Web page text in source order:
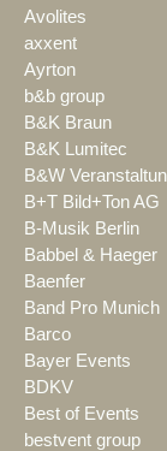
Avolites
axxent
Ayrton
b&b group
B&K Braun
B&K Lumitec
B&W
B+T Bild+Ton AG
B-Musik Berlin
Babbel & Haeger
Baenfer
Band Pro Munich
Barco
Bayer Events
BDKV
Best of Events
bestvent group